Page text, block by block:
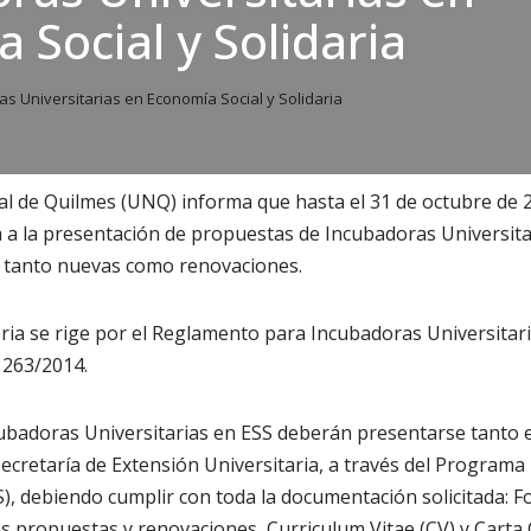
Social y Solidaria
Universitarias en Economía Social y Solidaria
de Quilmes (UNQ) informa que hasta el 31 de octubre de
la presentación de propuestas de Incubadoras
tanto nuevas como renovaciones.
se rige por el Reglamento para Incubadoras
2014.
Universitarias en ESS deberán presentarse tanto
de Extensión Universitaria, a través del
debiendo cumplir con toda la documentación solicitada: